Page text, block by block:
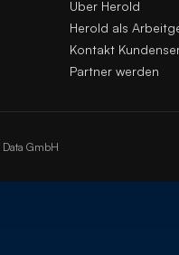
Über Herold
Herold als
Kontakt
Partner werden
GmbH